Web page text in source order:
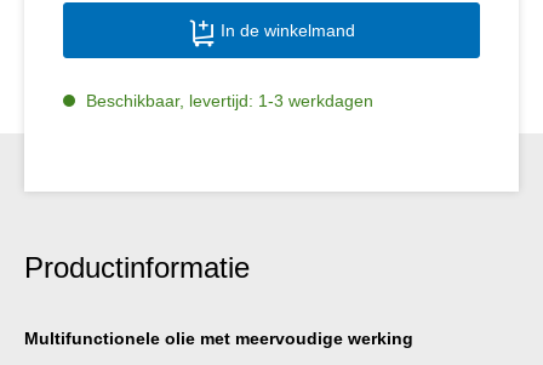
In de winkelmand
Beschikbaar, levertijd: 1-3 werkdagen
Productinformatie
Multifunctionele olie met meervoudige werking